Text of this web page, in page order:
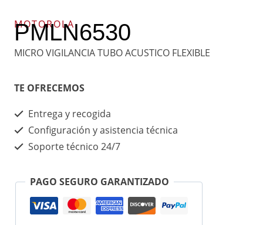
MOTOROLA
PMLN6530
MICRO VIGILANCIA TUBO ACUSTICO FLEXIBLE
TE OFRECEMOS
Entrega y recogida
Configuración y asistencia técnica
Soporte técnico 24/7
PAGO SEGURO GARANTIZADO